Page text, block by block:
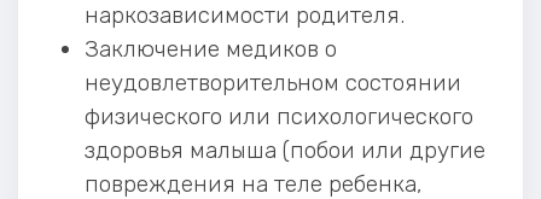
наркозависимости родителя.
Заключение медиков о
неудовлетворительном состоянии
физического или психологического
здоровья малыша (побои или другие
повреждения на теле ребенка,